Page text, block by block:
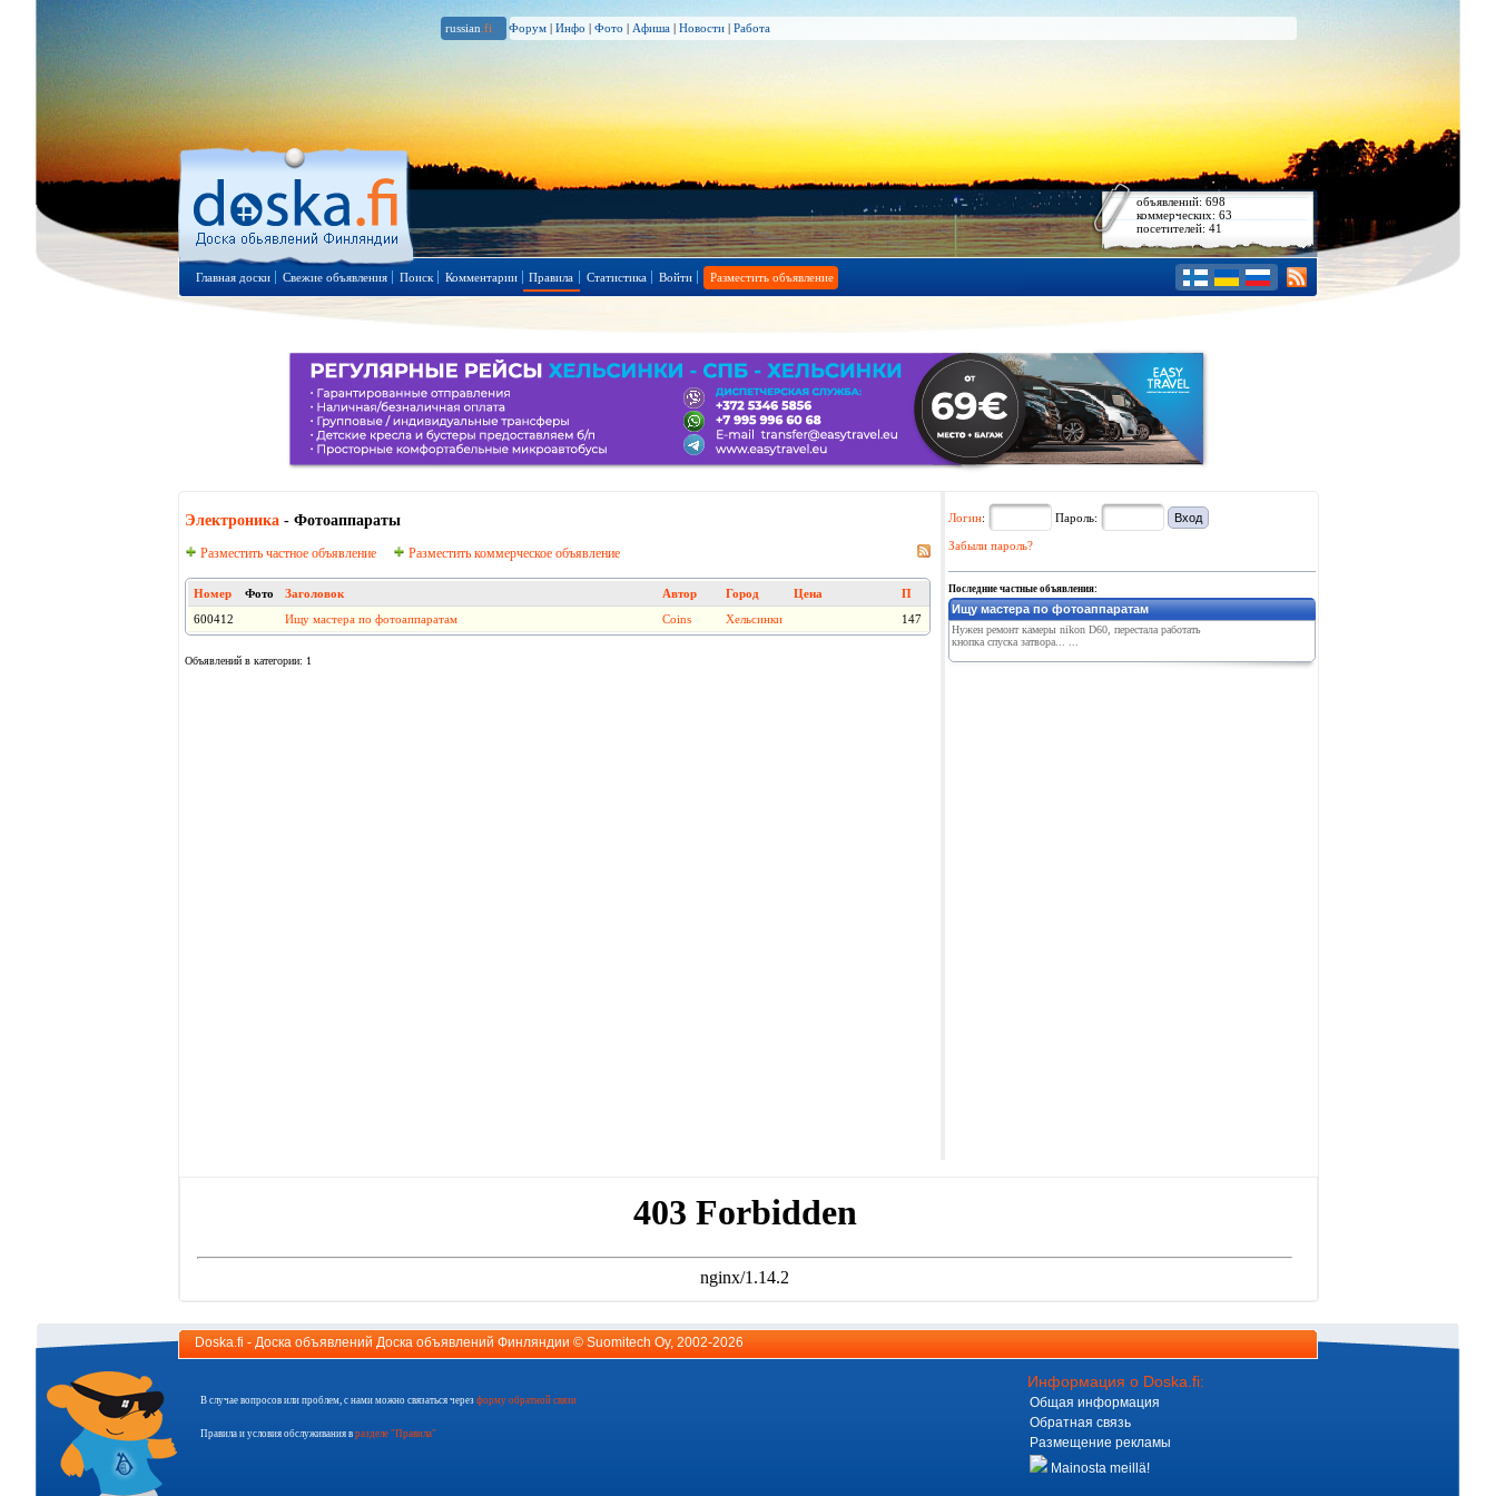
russian .fi Форум | Инфо | Фото | Афиша | Новости | Работа
объявлений: 698
коммерческих: 63
посетителей: 41
Главная доски Свежие объявления Поиск Комментарии Правила Статистика Войти Разместить объявление
Электроника- Фотоаппараты
Разместить частное объявление Разместить коммерческое объявление
Номер Фото Заголовок Автор Город Цена
П
600412
Ищу мастера по фотоаппаратам Coins Хельсинки 147
Объявлений в категории: 1
Логин: Пароль:
Забыли пароль?
Последние частные объявления:
Ищу мастера по фотоаппаратам
Нужен ремонт камеры nikon D60, перестала работать
кнопка спуска затвора... ...
Doska.fi - Доска объявлений Доска объявлений Финляндии © Suomitech Oy, 2002-2026
В случае вопросов или проблем, с нами можно связаться через форму обратной связи
Правила и условия обслуживания в разделе "Правила"
Информация о Doska.fi:
Общая информация
Обратная связь
Размещение рекламы
Mainosta meillä!